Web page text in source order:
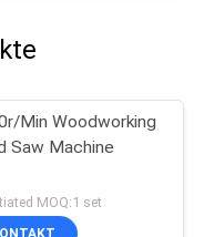
Min Woodworking
Saw Machine
MOQ:1 set